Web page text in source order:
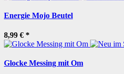
Energie Mojo Beutel
8,99 € *
Glocke Messing mit Om